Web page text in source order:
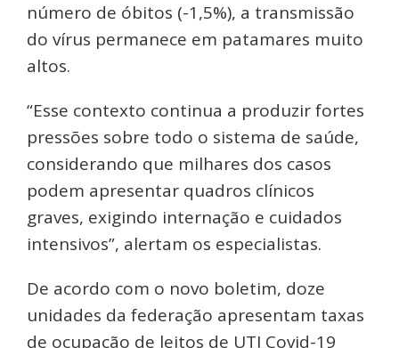
número de óbitos (-1,5%), a transmissão
do vírus permanece em patamares muito
altos.
“Esse contexto continua a produzir fortes
pressões sobre todo o sistema de saúde,
considerando que milhares dos casos
podem apresentar quadros clínicos
graves, exigindo internação e cuidados
intensivos”, alertam os especialistas.
De acordo com o novo boletim, doze
unidades da federação apresentam taxas
de ocupação de leitos de UTI Covid-19